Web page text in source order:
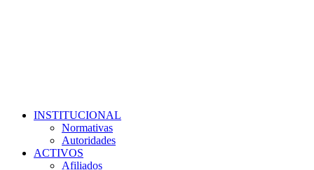
INSTITUCIONAL
Normativas
Autoridades
ACTIVOS
Afiliados